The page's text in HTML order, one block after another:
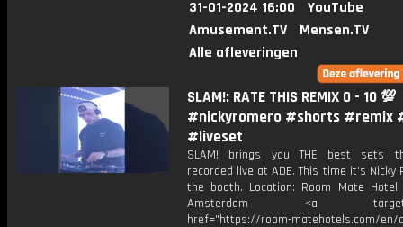
31-01-2024 16:00
YouTube
Amusement.TV
Mensen.TV
Alle afleveringen
SLAM!: RATE THIS REMIX 0 - 10 💯
#nickyromero #shorts #remix
#liveset
SLAM! brings you THE best sets
recorded live at ADE. This time it's Nicky
the booth. Location: Room Mate
Amsterdam <a
href="https://room-matehotels.com/en/